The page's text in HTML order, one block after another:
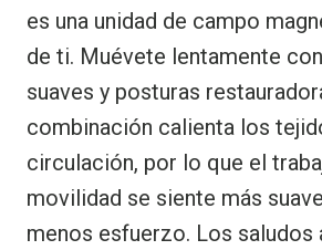
es una unidad de campo
de ti. Muévete lentamente
suaves y posturas
combinación calienta los
circulación, por lo que el
movilidad se siente más
menos esfuerzo. Los saludos